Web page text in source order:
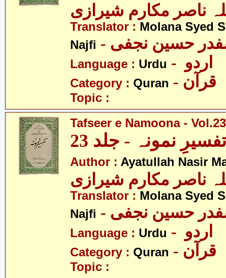
ناصر مکارم شیرازی
Translator : Molana Syed
Najfi
صفدر حسین نجفی
Language : Urdu
Category : Quran - قرآن
Topic :
Tafseer e Namoona - Vol.23
تفسیرِ نمونہ - جلد 23
Author : Ayatullah Nasir
ناصر مکارم شیرازی
Translator : Molana Syed
Najfi
صفدر حسین نجفی
Language : Urdu
Category : Quran - قرآن
Topic :